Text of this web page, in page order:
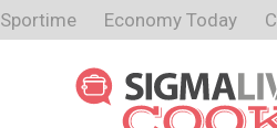
Sportime Economy Today